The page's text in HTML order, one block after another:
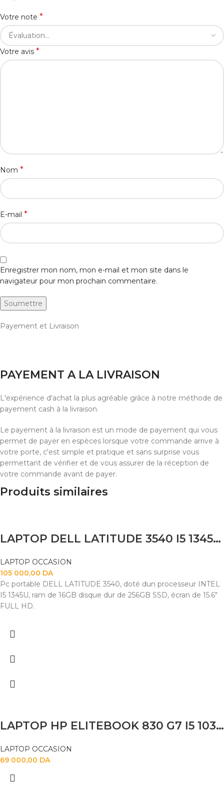
Votre note *
Votre avis *
Nom *
E-mail *
Enregistrer mon nom, mon e-mail et mon site dans le
navigateur pour mon prochain commentaire.
Payement et Livraison
PAYEMENT A LA LIVRAISON
L'expérience d'achat la plus agréable grâce à notre méthode de
payement cash à la livraison.
Le payement à la livraison est un mode de payement qui vous
permet de payer en espèces lorsque votre commande arrive à
votre porte, c'est simple et pratique et sans surprise vous
permettant de vérifier et de vous assurer de la réception de
votre commande avant de payer.
Produits similaires
LAPTOP DELL LATITUDE 3540 I5 1345U 16GB 256 SSD 15.6 FHD
LAPTOP OCCASION
105 000,00 DA
Pc portable DELL LATITUDE 3540, doté dun processeur INTEL
I5 1345U, ram de 16GB disque dur de 256GB SSD, écran de 15.6"
FULL HD.
LAPTOP HP ELITEBOOK 830 G7 I5 10310U 16GB 256 SSD 13.3 FHD TACTILE
LAPTOP OCCASION
69 000,00 DA